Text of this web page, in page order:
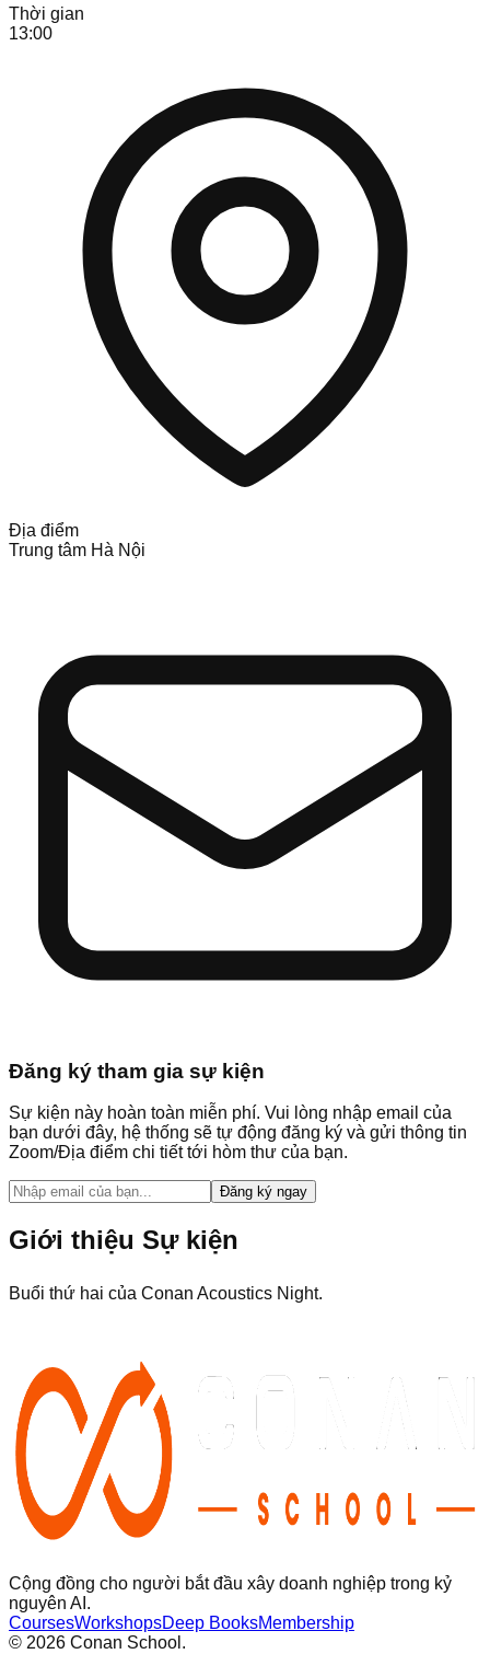
Thời gian
13:00
Địa điểm
Trung tâm Hà Nội
Đăng ký tham gia sự kiện
Sự kiện này hoàn toàn miễn phí. Vui lòng nhập email của
bạn dưới đây, hệ thống sẽ tự động đăng ký và gửi thông tin
Zoom/Địa điểm chi tiết tới hòm thư của bạn.
Đăng ký ngay
Giới thiệu Sự kiện
Buổi thứ hai của Conan Acoustics Night.
Cộng đồng cho người bắt đầu xây doanh nghiệp trong kỷ
nguyên AI.
CoursesWorkshopsDeep BooksMembership
© 2026 Conan School.